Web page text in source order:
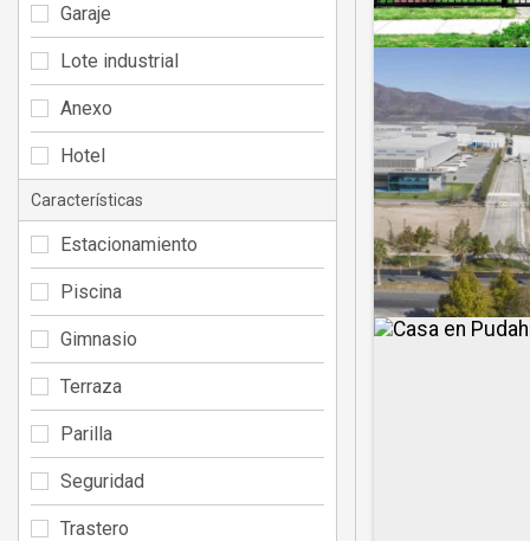
Garaje
Lote industrial
Anexo
Hotel
Características
Estacionamiento
Piscina
Gimnasio
Terraza
Parilla
Seguridad
Trastero